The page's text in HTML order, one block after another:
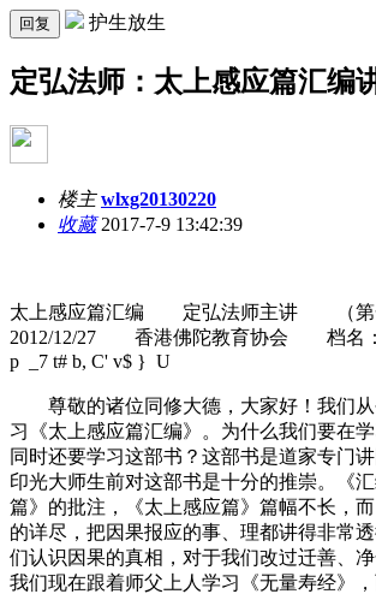
回复 护生放生
定弘法师：太上感应篇汇编
楼主 wlxg20130220
收藏2017-7-9 13:42:39
太上感应篇汇编 定弘法师主讲 （
2012/12/27 香港佛陀教育协会 档名：
p _7 t# b, C' v$ } U
尊敬的诸位同修大德，大家好！我们从
习《太上感应篇汇编》。为什么我们要在
同时还要学习这部书？这部书是道家专门
印光大师生前对这部书是十分的推崇。《
篇》的批注，《太上感应篇》篇幅不长，
的详尽，把因果报应的事、理都讲得非常
们认识因果的真相，对于我们改过迁善、净
我们现在跟着师父上人学习《无量寿经》